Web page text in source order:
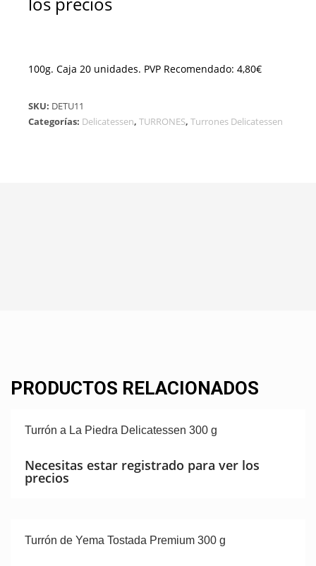
100g. Caja 20 unidades. PVP Recomendado: 4,80€
SKU: DETU11
Categorías: Delicatessen, TURRONES, Turrones Delicatessen
PRODUCTOS RELACIONADOS
Turrón a La Piedra Delicatessen 300 g
Necesitas estar registrado para ver los
precios
Turrón de Yema Tostada Premium 300 g